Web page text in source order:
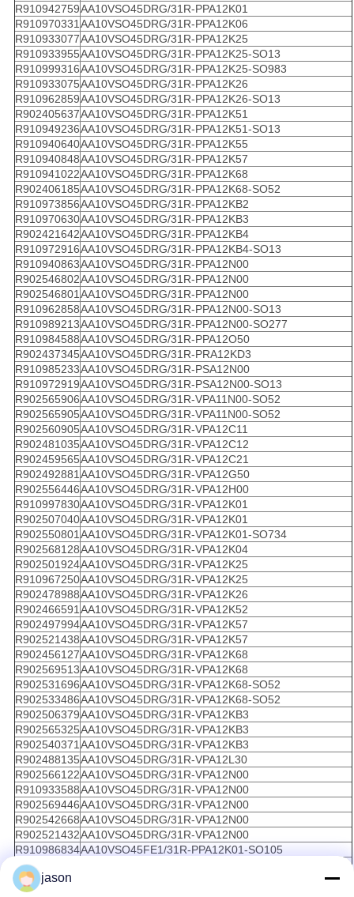
R910942759AA10VSO45DRG/31R-PPA12K01
R910970331AA10VSO45DRG/31R-PPA12K06
R910933077AA10VSO45DRG/31R-PPA12K25
R910933955AA10VSO45DRG/31R-PPA12K25-SO13
R910999316AA10VSO45DRG/31R-PPA12K25-SO983
R910933075AA10VSO45DRG/31R-PPA12K26
R910962859AA10VSO45DRG/31R-PPA12K26-SO13
R902405637AA10VSO45DRG/31R-PPA12K51
R910949236AA10VSO45DRG/31R-PPA12K51-SO13
R910940640AA10VSO45DRG/31R-PPA12K55
R910940848AA10VSO45DRG/31R-PPA12K57
R910941022AA10VSO45DRG/31R-PPA12K68
R902406185AA10VSO45DRG/31R-PPA12K68-SO52
R910973856AA10VSO45DRG/31R-PPA12KB2
R910970630AA10VSO45DRG/31R-PPA12KB3
R902421642AA10VSO45DRG/31R-PPA12KB4
R910972916AA10VSO45DRG/31R-PPA12KB4-SO13
R910940863AA10VSO45DRG/31R-PPA12N00
R902546802AA10VSO45DRG/31R-PPA12N00
R902546801AA10VSO45DRG/31R-PPA12N00
R910962858AA10VSO45DRG/31R-PPA12N00-SO13
R910989213AA10VSO45DRG/31R-PPA12N00-SO277
R910984588AA10VSO45DRG/31R-PPA12O50
R902437345AA10VSO45DRG/31R-PRA12KD3
R910985233AA10VSO45DRG/31R-PSA12N00
R910972919AA10VSO45DRG/31R-PSA12N00-SO13
R902565906AA10VSO45DRG/31R-VPA11N00-SO52
R902565905AA10VSO45DRG/31R-VPA11N00-SO52
R902560905AA10VSO45DRG/31R-VPA12C11
R902481035AA10VSO45DRG/31R-VPA12C12
R902459565AA10VSO45DRG/31R-VPA12C21
R902492881AA10VSO45DRG/31R-VPA12G50
R902556446AA10VSO45DRG/31R-VPA12H00
R910997830AA10VSO45DRG/31R-VPA12K01
R902507040AA10VSO45DRG/31R-VPA12K01
R902550801AA10VSO45DRG/31R-VPA12K01-SO734
R902568128AA10VSO45DRG/31R-VPA12K04
R902501924AA10VSO45DRG/31R-VPA12K25
R910967250AA10VSO45DRG/31R-VPA12K25
R902478988AA10VSO45DRG/31R-VPA12K26
R902466591AA10VSO45DRG/31R-VPA12K52
R902497994AA10VSO45DRG/31R-VPA12K57
R902521438AA10VSO45DRG/31R-VPA12K57
R902456127AA10VSO45DRG/31R-VPA12K68
R902569513AA10VSO45DRG/31R-VPA12K68
R902531696AA10VSO45DRG/31R-VPA12K68-SO52
R902533486AA10VSO45DRG/31R-VPA12K68-SO52
R902506379AA10VSO45DRG/31R-VPA12KB3
R902565325AA10VSO45DRG/31R-VPA12KB3
R902540371AA10VSO45DRG/31R-VPA12KB3
R902488135AA10VSO45DRG/31R-VPA12L30
R902566122AA10VSO45DRG/31R-VPA12N00
R910933588AA10VSO45DRG/31R-VPA12N00
R902569446AA10VSO45DRG/31R-VPA12N00
R902542668AA10VSO45DRG/31R-VPA12N00
R902521432AA10VSO45DRG/31R-VPA12N00
R910986834AA10VSO45FE1/31R-PPA12K01-SO105
R910975906
R902437618
jason